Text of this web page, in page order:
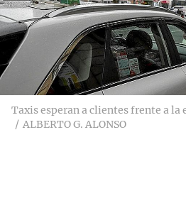
Taxis esperan a clientes frente a la
ALBERTO G. ALONSO